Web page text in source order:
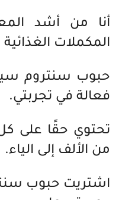
أنا من أشد
المكملات
حبوب سنتروم
فعالة في تجربتي.
تحتوي حقًا على كل
من الألف إلى الياء.
اشتريت حبوب